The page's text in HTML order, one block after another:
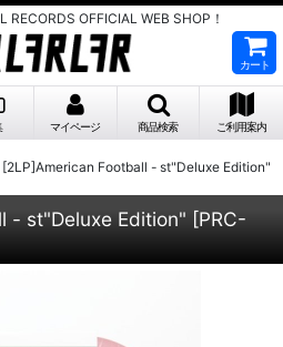
RECORDS OFFICIAL WEB SHOP！
カート
マイページ 商品検索 ご利用案内
[2LP]American Football - st"Deluxe Edition"
- st"Deluxe Edition" [PRC-